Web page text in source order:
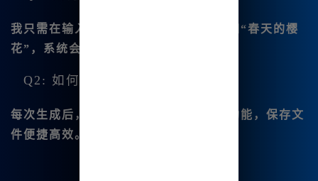
我只需在输入框中输入想要的描述，比如“春天的樱
花”，系统会自动生成相应的图像。
Q2: 如何保存我的作品？
每次生成后，系统都会提供一键下载的功能，保存文
件便捷高效。